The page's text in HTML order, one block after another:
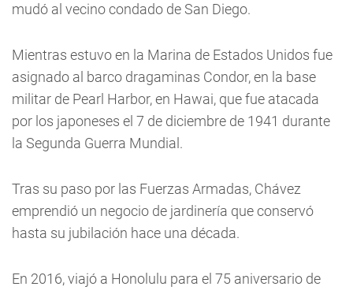
mudó al vecino condado de San Diego.
Mientras estuvo en la Marina de Estados Unidos fue
asignado al barco dragaminas Condor, en la base
militar de Pearl Harbor, en Hawai, que fue atacada
por los japoneses el 7 de diciembre de 1941 durante
la Segunda Guerra Mundial.
Tras su paso por las Fuerzas Armadas, Chávez
emprendió un negocio de jardinería que conservó
hasta su jubilación hace una década.
En 2016, viajó a Honolulu para el 75 aniversario de